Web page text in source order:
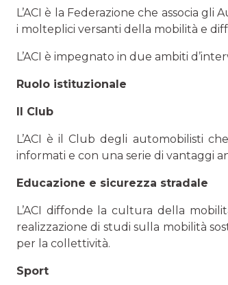
L’ACI è la Federazione che associa
i molteplici versanti della mobilità e
L’ACI è impegnato in due ambiti
Ruolo istituzionale
Il Club
L’ACI è il Club degli automobilisti
informati e con una serie di vantaggi
Educazione e sicurezza stradale
L’ACI diffonde la cultura della
realizzazione di studi sulla mobilità
per la collettività.
Sport